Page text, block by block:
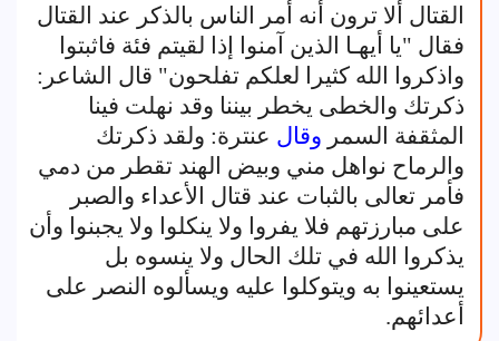
القتال ألا ترون أنه أمر الناس بالذكر عند القتال
فقال "يا أيهـا الذين آمنوا إذا لقيتم فئة فاثبتوا
واذكروا الله كثيرا لعلكم تفلحون" قال الشاعر:
ذكرتك والخطى يخطر بيننا وقد نهلت فينا
المثقفة السمر وقال عنترة: ولقد ذكرتك
والرماح نواهل مني وبيض الهند تقطر من دمي
فأمر تعالى بالثبات عند قتال الأعداء والصبر
على مبارزتهم فلا يفروا ولا ينكلوا ولا يجبنوا وأن
يذكروا الله في تلك الحال ولا ينسوه بل
يستعينوا به ويتوكلوا عليه ويسألوه النصر على
أعدائهم.